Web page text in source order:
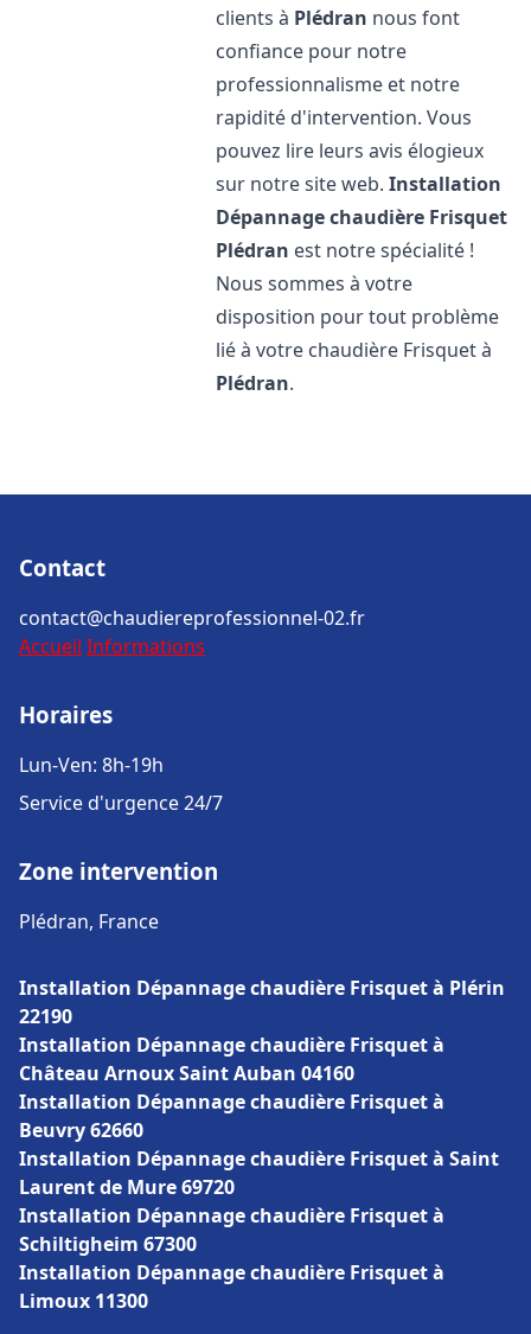
clients à Plédran nous font
confiance pour notre
professionnalisme et notre
rapidité d'intervention. Vous
pouvez lire leurs avis élogieux
sur notre site web.Installation
Dépannage chaudière Frisquet
Plédran est notre spécialité !
Nous sommes à votre
disposition pour tout problème
lié à votre chaudière Frisquet à
Plédran.
Contact
contact@chaudiereprofessionnel-02.fr
Accueil Informations
Horaires
Lun-Ven: 8h-19h
Service d'urgence 24/7
Zone intervention
Plédran, France
Installation Dépannage chaudière Frisquet à Plérin
22190
Installation Dépannage chaudière Frisquet à
Château Arnoux Saint Auban 04160
Installation Dépannage chaudière Frisquet à
Beuvry 62660
Installation Dépannage chaudière Frisquet à Saint
Laurent de Mure 69720
Installation Dépannage chaudière Frisquet à
Schiltigheim 67300
Installation Dépannage chaudière Frisquet à
Limoux 11300